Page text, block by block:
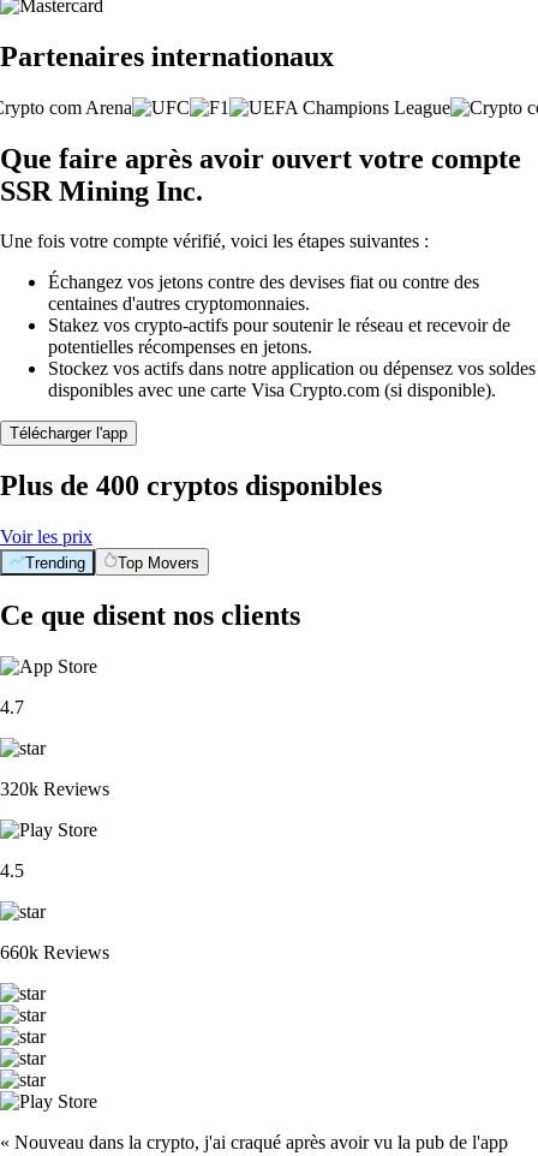
Partenaires internationaux
Que faire après avoir ouvert votre compte
SSR Mining Inc.
Une fois votre compte vérifié, voici les étapes suivantes :
Échangez vos jetons contre des devises fiat ou contre des
centaines d'autres cryptomonnaies.
Stakez vos crypto-actifs pour soutenir le réseau et recevoir de
potentielles récompenses en jetons.
Stockez vos actifs dans notre application ou dépensez vos soldes
disponibles avec une carte Visa Crypto.com (si disponible).
Télécharger l'app
Plus de 400 cryptos disponibles
Voir les prix
Trending Top Movers
Ce que disent nos clients
4.7
320k Reviews
4.5
660k Reviews
« Nouveau dans la crypto, j'ai craqué après avoir vu la pub de l'app